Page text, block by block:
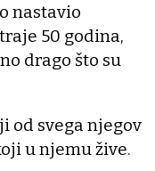
nastavio
50 godina,
drago što su
od svega njegov
u njemu žive.